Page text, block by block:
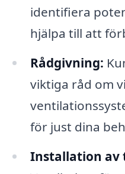
identifiera
hjälpa till att
Rådgivning:
viktiga råd om
för just dina
Installation av